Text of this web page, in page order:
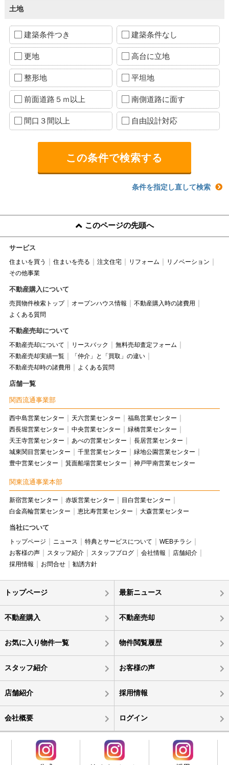
土地
建築条件つき 建築条件なし
更地 高台に立地
整形地 平坦地
前面道路５ｍ以上 南側道路に面す
間口３間以上 自由設計対応
条件を指定し直して検索
このページの先頭へ
サービス
住まいを買う 住まいを売る 注文住宅 リフォーム
リノベーション
その他事業
不動産購入について
売買物件検索トップ オープンハウス情報
不動産購入時の諸費用
よくある質問
不動産売却について
不動産売却について リースバック
無料売却査定フォーム
不動産売却実績一覧
「仲介」と「買取」の違い
不動産売却時の諸費用
よくある質問
店舗一覧
関西流通事業部
西中島営業センター 天六営業センター
福島営業センター
西長堀営業センター
中央営業センター
緑橋営業センター
天王寺営業センター
あべの営業センター
長居営業センター
城東関目営業センター
千里営業センター
緑地公園営業センター
豊中営業センター
箕面船場営業センター 神戸甲南営業センター
関東流通事業本部
新宿営業センター 赤坂営業センター
目白営業センター
白金高輪営業センター
恵比寿営業センター 大森営業センター
当社について
トップページ ニュース 特典とサービスについて
WEBチラシ
お客様の声
スタッフ紹介 スタッフブログ 会社情報
店舗紹介
採用情報
お問合せ 勧誘方針
トップページ 最新ニュース
不動産購入 不動産売却
お気に入り物件一覧 物件閲覧履歴
スタッフ紹介 お客様の声
店舗紹介 採用情報
会社概要 ログイン